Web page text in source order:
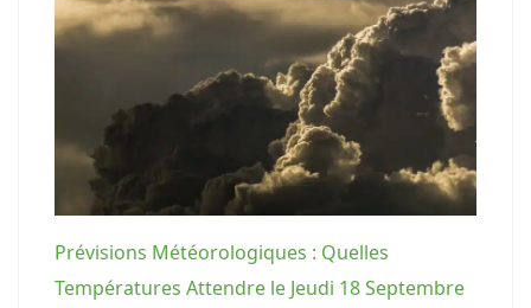
Prévisions Météorologiques : Quelles
Températures Attendre le Jeudi 18 Septembre